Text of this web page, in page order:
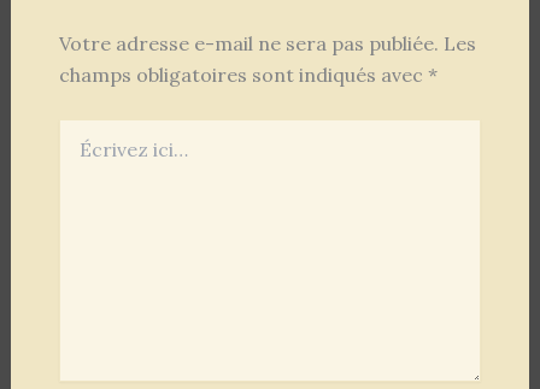
Votre adresse e-mail ne sera pas publiée. Les
champs obligatoires sont indiqués avec *
ici…